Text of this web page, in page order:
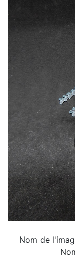
Nom de